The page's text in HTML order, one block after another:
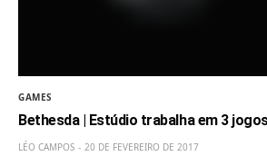
GAMES
Bethesda | Estúdio trabalha em 3
LÉO CAMPOS 20 DE FEVEREIRO DE 2017